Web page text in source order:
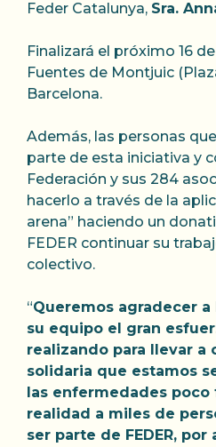
Feder Catalunya, Sra.
Finalizará el próximo 16
Fuentes de Montjuic
Barcelona.
Además, las personas
parte de esta iniciativa y
Federación y sus 284
hacerlo a través de la
arena” haciendo un
FEDER continuar su
colectivo.
“Queremos agradecer
su equipo el gran
realizando para llevar a
solidaria que estamos
las enfermedades
realidad a miles de
ser parte de FEDER,